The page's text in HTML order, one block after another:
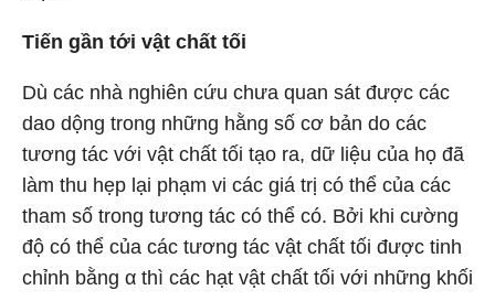
Tiến gần tới vật chất tối
Dù các nhà nghiên cứu chưa quan sát được các
dao dộng trong những hằng số cơ bản do các
tương tác với vật chất tối tạo ra, dữ liệu của họ đã
làm thu hẹp lại phạm vi các giá trị có thể của các
tham số trong tương tác có thể có. Bởi khi cường
độ có thể của các tương tác vật chất tối được tinh
chỉnh bằng α thì các hạt vật chất tối với những khối